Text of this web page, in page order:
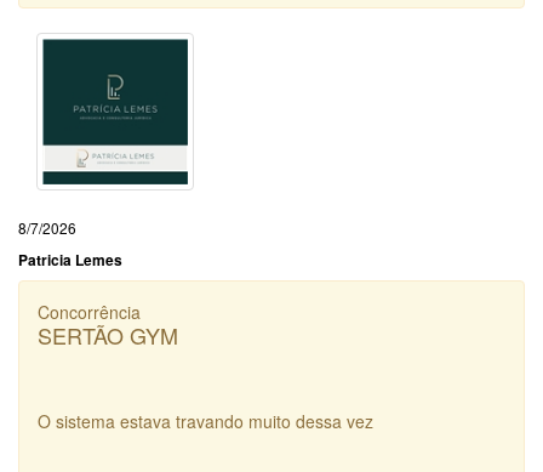
8/7/2026
Patricia Lemes
Concorrência
SERTÃO GYM
O sistema estava travando muito dessa vez